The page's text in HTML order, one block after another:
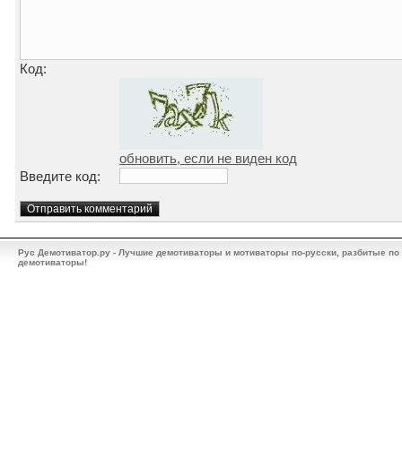
Код:
обновить, если не виден код
Введите код:
Рус Демотиватор.ру - Лучшие демотиваторы и мотиваторы по-русски, разбитые
демотиваторы!